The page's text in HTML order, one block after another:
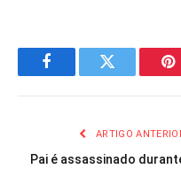
FacebookTwitter
ARTIGO
Pai é assassinado